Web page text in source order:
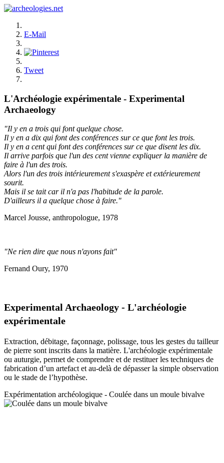
E-Mail
Tweet
L'Archéologie expérimentale - Experimental
Archaeology
"Il y en a trois qui font quelque chose.
Il y en a dix qui font des conférences sur ce que font les trois.
Il y en a cent qui font des conférences sur ce que disent les dix.
Il arrive parfois que l'un des cent vienne expliquer la manière de
faire à l'un des trois.
Alors l'un des trois intérieurement s'exaspère et extérieurement
sourit.
Mais il se tait car il n'a pas l'habitude de la parole.
D'ailleurs il a quelque chose à faire."
Marcel Jousse, anthropologue, 1978
"Ne rien dire que nous n'ayons fait"
Fernand Oury, 1970
Experimental Archaeology - L'archéologie
expérimentale
Extraction, débitage, façonnage, polissage, tous les gestes du tailleur
de pierre sont inscrits dans la matière. L'archéologie expérimentale
ou auturgie, permet de comprendre et de restituer les techniques de
fabrication d’un artefact et au-delà de dépasser la simple observation
ou le stade de l’hypothèse.
Expérimentation archéologique - Coulée dans un moule bivalve